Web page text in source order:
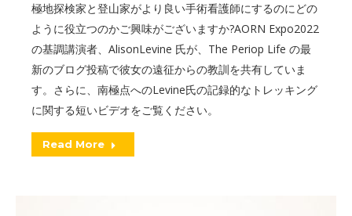
極地探検家と登山家がより良い手術看護師にするのにどの
ように役立つのかご興味がございますか?AORN Expo2022
の基調講演者、AlisonLevine 氏が、The Periop Life の最
新のブログ投稿で彼女の遠征からの教訓を共有していま
す。さらに、南極点へのLevine氏の記録的なトレッキング
に関する短いビデオをご覧ください。
Read More